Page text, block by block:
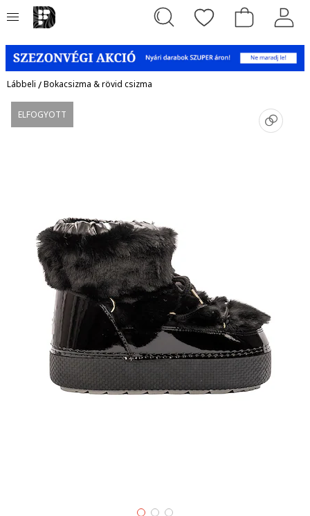
Lábbeli /Bokacsizma & rövid csizma
ELFOGYOTT